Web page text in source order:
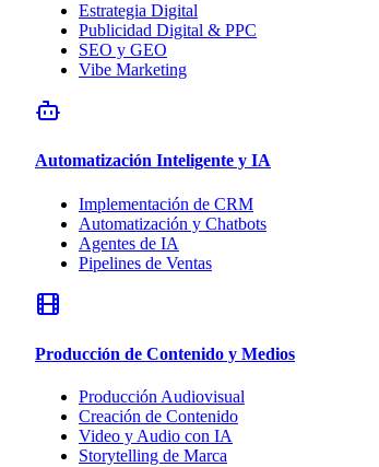
Estrategia Digital
Publicidad Digital & PPC
SEO y GEO
Vibe Marketing
Automatización Inteligente y IA
Implementación de CRM
Automatización y Chatbots
Agentes de IA
Pipelines de Ventas
Producción de Contenido y Medios
Producción Audiovisual
Creación de Contenido
Video y Audio con IA
Storytelling de Marca